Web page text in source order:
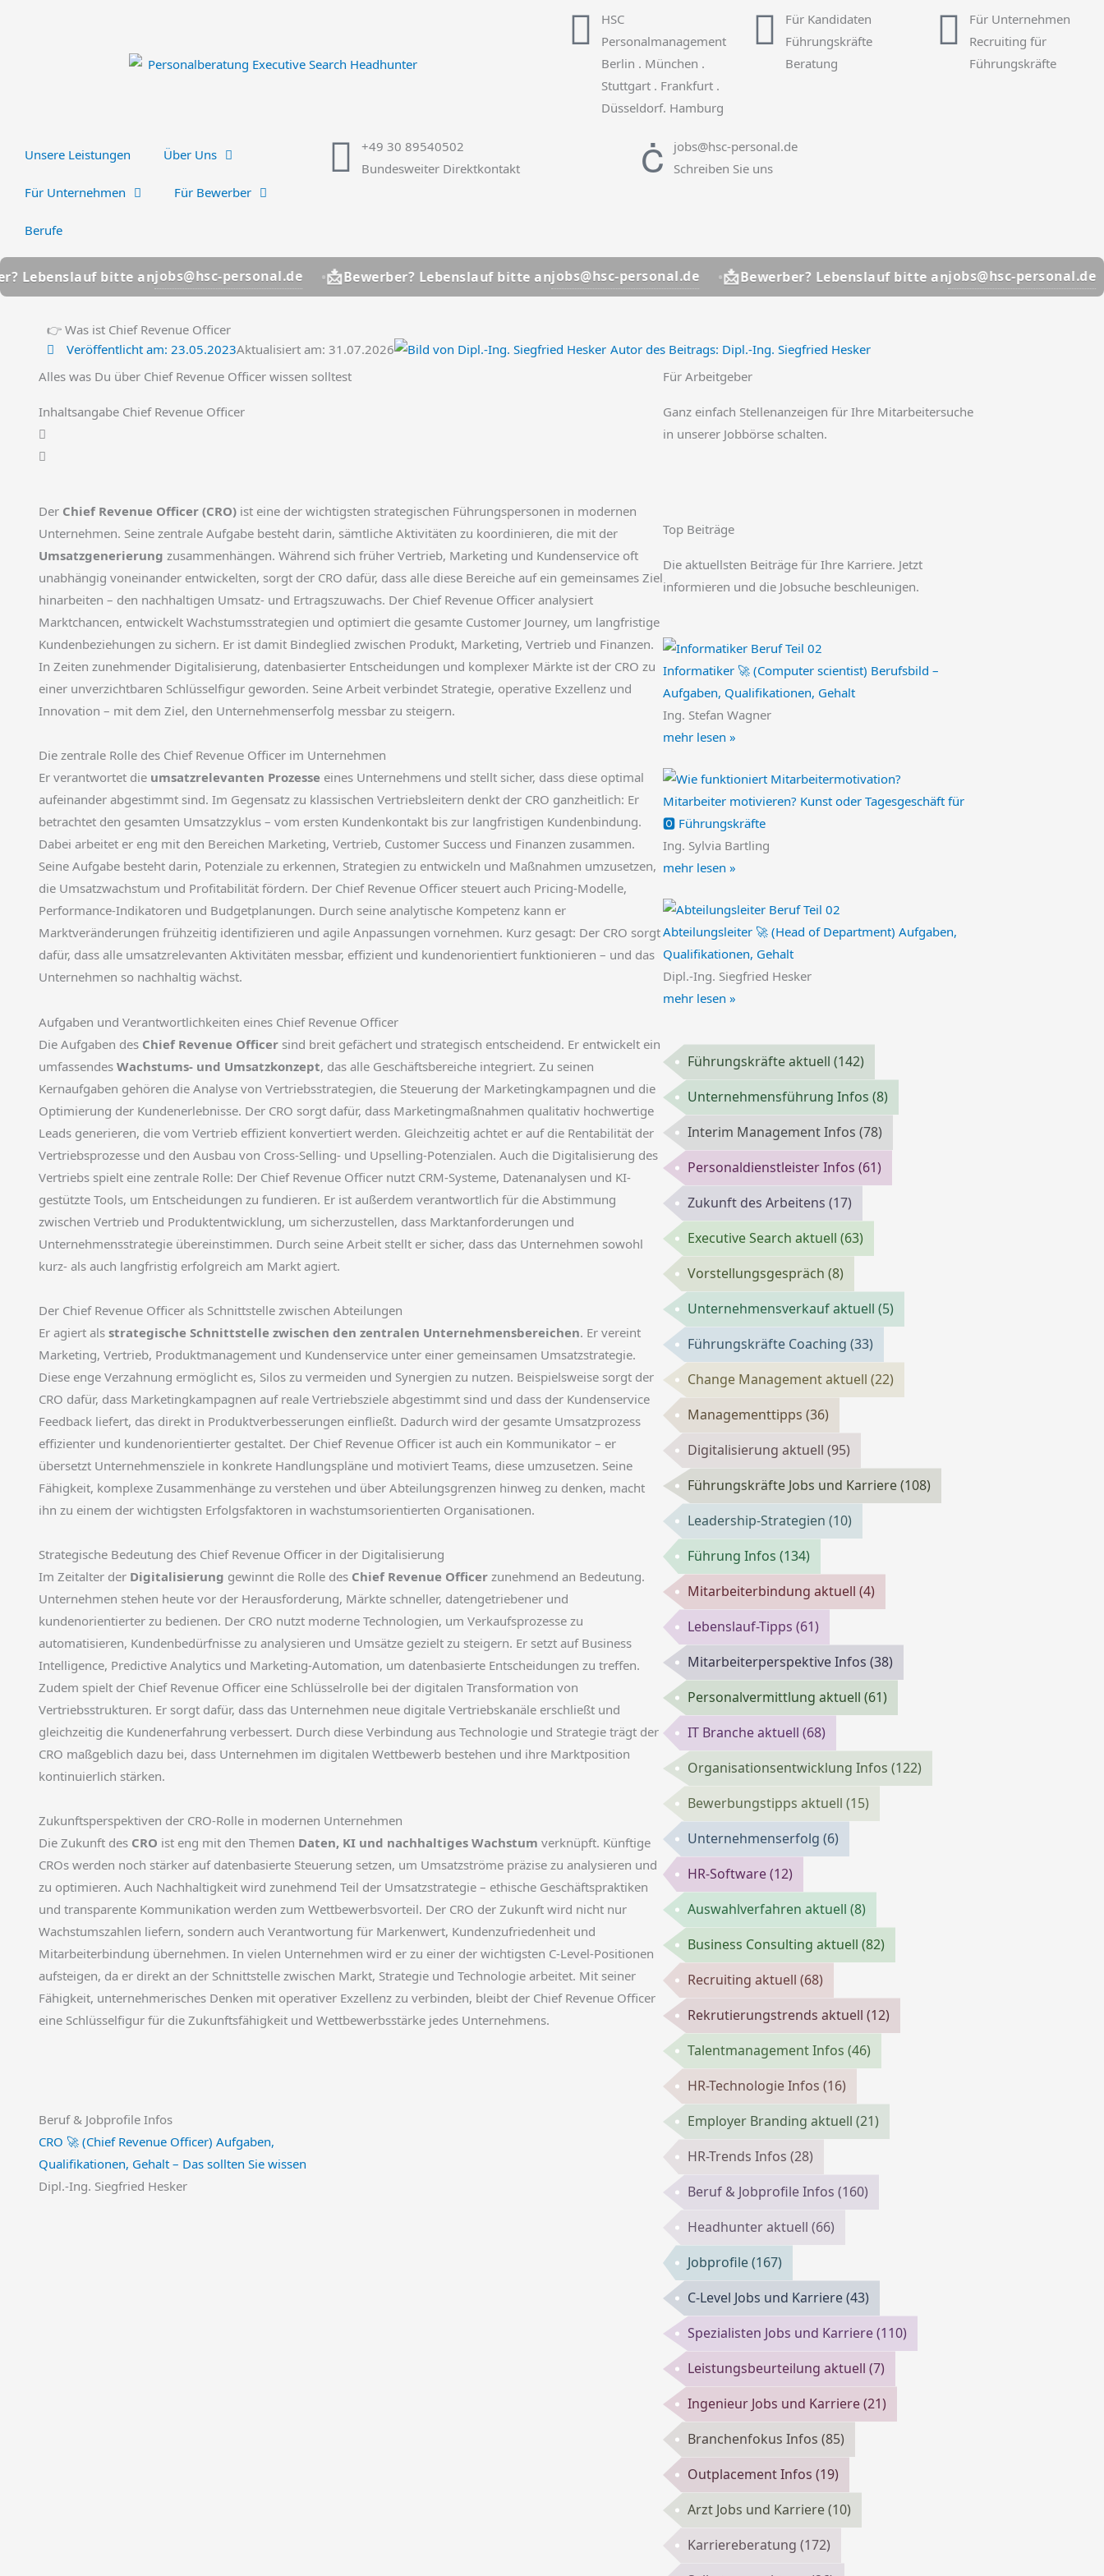
HSC
Personalmanagement
Berlin . München .
Stuttgart . Frankfurt .
Düsseldorf. Hamburg
Für Kandidaten
Führungskräfte
Beratung
Für Unternehmen
Recruiting für
Führungskräfte
Unsere Leistungen Über Uns
Für Unternehmen Für Bewerber
Berufe
+49 30 89540502
Bundesweiter Direktkontakt
jobs@hsc-personal.de
Schreiben Sie uns
bitte anjobs@hsc-personal.de 📩Bewerber? Lebenslauf bitte anjobs@hsc-personal.de 📩Bewerber? Lebenslauf bitte anjobs@hsc-personal.de 📩
👉 Was ist Chief Revenue Officer
Veröffentlicht am: 23.05.2023Aktualisiert am: 31.07.2026 Autor des Beitrags: Dipl.-Ing. Siegfried Hesker
Alles was Du über Chief Revenue Officer wissen solltest
Inhaltsangabe Chief Revenue Officer
Der Chief Revenue Officer (CRO) ist eine der wichtigsten strategischen Führungspersonen in modernen
Unternehmen. Seine zentrale Aufgabe besteht darin, sämtliche Aktivitäten zu koordinieren, die mit der
Umsatzgenerierung zusammenhängen. Während sich früher Vertrieb, Marketing und Kundenservice oft
unabhängig voneinander entwickelten, sorgt der CRO dafür, dass alle diese Bereiche auf ein gemeinsames Ziel
hinarbeiten – den nachhaltigen Umsatz- und Ertragszuwachs. Der Chief Revenue Officer analysiert
Marktchancen, entwickelt Wachstumsstrategien und optimiert die gesamte Customer Journey, um langfristige
Kundenbeziehungen zu sichern. Er ist damit Bindeglied zwischen Produkt, Marketing, Vertrieb und Finanzen.
In Zeiten zunehmender Digitalisierung, datenbasierter Entscheidungen und komplexer Märkte ist der CRO zu
einer unverzichtbaren Schlüsselfigur geworden. Seine Arbeit verbindet Strategie, operative Exzellenz und
Innovation – mit dem Ziel, den Unternehmenserfolg messbar zu steigern.
Die zentrale Rolle des Chief Revenue Officer im Unternehmen
Er verantwortet die umsatzrelevanten Prozesse eines Unternehmens und stellt sicher, dass diese optimal
aufeinander abgestimmt sind. Im Gegensatz zu klassischen Vertriebsleitern denkt der CRO ganzheitlich: Er
betrachtet den gesamten Umsatzzyklus – vom ersten Kundenkontakt bis zur langfristigen Kundenbindung.
Dabei arbeitet er eng mit den Bereichen Marketing, Vertrieb, Customer Success und Finanzen zusammen.
Seine Aufgabe besteht darin, Potenziale zu erkennen, Strategien zu entwickeln und Maßnahmen umzusetzen,
die Umsatzwachstum und Profitabilität fördern. Der Chief Revenue Officer steuert auch Pricing-Modelle,
Performance-Indikatoren und Budgetplanungen. Durch seine analytische Kompetenz kann er
Marktveränderungen frühzeitig identifizieren und agile Anpassungen vornehmen. Kurz gesagt: Der CRO sorgt
dafür, dass alle umsatzrelevanten Aktivitäten messbar, effizient und kundenorientiert funktionieren – und das
Unternehmen so nachhaltig wächst.
Aufgaben und Verantwortlichkeiten eines Chief Revenue Officer
Die Aufgaben des Chief Revenue Officer sind breit gefächert und strategisch entscheidend. Er entwickelt ein
umfassendes Wachstums- und Umsatzkonzept, das alle Geschäftsbereiche integriert. Zu seinen
Kernaufgaben gehören die Analyse von Vertriebsstrategien, die Steuerung der Marketingkampagnen und die
Optimierung der Kundenerlebnisse. Der CRO sorgt dafür, dass Marketingmaßnahmen qualitativ hochwertige
Leads generieren, die vom Vertrieb effizient konvertiert werden. Gleichzeitig achtet er auf die Rentabilität der
Vertriebsprozesse und den Ausbau von Cross-Selling- und Upselling-Potenzialen. Auch die Digitalisierung des
Vertriebs spielt eine zentrale Rolle: Der Chief Revenue Officer nutzt CRM-Systeme, Datenanalysen und KI-
gestützte Tools, um Entscheidungen zu fundieren. Er ist außerdem verantwortlich für die Abstimmung
zwischen Vertrieb und Produktentwicklung, um sicherzustellen, dass Marktanforderungen und
Unternehmensstrategie übereinstimmen. Durch seine Arbeit stellt er sicher, dass das Unternehmen sowohl
kurz- als auch langfristig erfolgreich am Markt agiert.
Der Chief Revenue Officer als Schnittstelle zwischen Abteilungen
Er agiert als strategische Schnittstelle zwischen den zentralen Unternehmensbereichen. Er vereint
Marketing, Vertrieb, Produktmanagement und Kundenservice unter einer gemeinsamen Umsatzstrategie.
Diese enge Verzahnung ermöglicht es, Silos zu vermeiden und Synergien zu nutzen. Beispielsweise sorgt der
CRO dafür, dass Marketingkampagnen auf reale Vertriebsziele abgestimmt sind und dass der Kundenservice
Feedback liefert, das direkt in Produktverbesserungen einfließt. Dadurch wird der gesamte Umsatzprozess
effizienter und kundenorientierter gestaltet. Der Chief Revenue Officer ist auch ein Kommunikator – er
übersetzt Unternehmensziele in konkrete Handlungspläne und motiviert Teams, diese umzusetzen. Seine
Fähigkeit, komplexe Zusammenhänge zu verstehen und über Abteilungsgrenzen hinweg zu denken, macht
ihn zu einem der wichtigsten Erfolgsfaktoren in wachstumsorientierten Organisationen.
Strategische Bedeutung des Chief Revenue Officer in der Digitalisierung
Im Zeitalter der Digitalisierung gewinnt die Rolle des Chief Revenue Officer zunehmend an Bedeutung.
Unternehmen stehen heute vor der Herausforderung, Märkte schneller, datengetriebener und
kundenorientierter zu bedienen. Der CRO nutzt moderne Technologien, um Verkaufsprozesse zu
automatisieren, Kundenbedürfnisse zu analysieren und Umsätze gezielt zu steigern. Er setzt auf Business
Intelligence, Predictive Analytics und Marketing-Automation, um datenbasierte Entscheidungen zu treffen.
Zudem spielt der Chief Revenue Officer eine Schlüsselrolle bei der digitalen Transformation von
Vertriebsstrukturen. Er sorgt dafür, dass das Unternehmen neue digitale Vertriebskanäle erschließt und
gleichzeitig die Kundenerfahrung verbessert. Durch diese Verbindung aus Technologie und Strategie trägt der
CRO maßgeblich dazu bei, dass Unternehmen im digitalen Wettbewerb bestehen und ihre Marktposition
kontinuierlich stärken.
Zukunftsperspektiven der CRO-Rolle in modernen Unternehmen
Die Zukunft des CRO ist eng mit den Themen Daten, KI und nachhaltiges Wachstum verknüpft. Künftige
CROs werden noch stärker auf datenbasierte Steuerung setzen, um Umsatzströme präzise zu analysieren und
zu optimieren. Auch Nachhaltigkeit wird zunehmend Teil der Umsatzstrategie – ethische Geschäftspraktiken
und transparente Kommunikation werden zum Wettbewerbsvorteil. Der CRO der Zukunft wird nicht nur
Wachstumszahlen liefern, sondern auch Verantwortung für Markenwert, Kundenzufriedenheit und
Mitarbeiterbindung übernehmen. In vielen Unternehmen wird er zu einer der wichtigsten C-Level-Positionen
aufsteigen, da er direkt an der Schnittstelle zwischen Markt, Strategie und Technologie arbeitet. Mit seiner
Fähigkeit, unternehmerisches Denken mit operativer Exzellenz zu verbinden, bleibt der Chief Revenue Officer
eine Schlüsselfigur für die Zukunftsfähigkeit und Wettbewerbsstärke jedes Unternehmens.
Beruf & Jobprofile Infos
CRO 🚀 (Chief Revenue Officer) Aufgaben,
Qualifikationen, Gehalt – Das sollten Sie wissen
Dipl.-Ing. Siegfried Hesker
Für Arbeitgeber
Ganz einfach Stellenanzeigen für Ihre Mitarbeitersuche
in unserer Jobbörse schalten.
Top Beiträge
Die aktuellsten Beiträge für Ihre Karriere. Jetzt
informieren und die Jobsuche beschleunigen.
Informatiker 🚀 (Computer scientist) Berufsbild –
Aufgaben, Qualifikationen, Gehalt
Ing. Stefan Wagner
mehr lesen »
Mitarbeiter motivieren? Kunst oder Tagesgeschäft für
🅾️ Führungskräfte
Ing. Sylvia Bartling
mehr lesen »
Abteilungsleiter 🚀 (Head of Department) Aufgaben,
Qualifikationen, Gehalt
Dipl.-Ing. Siegfried Hesker
mehr lesen »
Führungskräfte aktuell (142)
Unternehmensführung Infos (8)
Interim Management Infos (78)
Personaldienstleister Infos (61)
Zukunft des Arbeitens (17)
Executive Search aktuell (63)
Vorstellungsgespräch (8)
Unternehmensverkauf aktuell (5)
Führungskräfte Coaching (33)
Change Management aktuell (22)
Managementtipps (36)
Digitalisierung aktuell (95)
Führungskräfte Jobs und Karriere(108)
Leadership-Strategien (10)
Führung Infos (134)
Mitarbeiterbindung aktuell (4)
Lebenslauf-Tipps (61)
Mitarbeiterperspektive Infos (38)
Personalvermittlung aktuell (61)
IT Branche aktuell (68)
Organisationsentwicklung Infos (122)
Bewerbungstipps aktuell (15)
Unternehmenserfolg (6)
HR-Software(12)
Auswahlverfahren aktuell (8)
Business Consulting aktuell (82)
Recruiting aktuell (68)
Rekrutierungstrends aktuell (12)
Talentmanagement Infos (46)
HR-Technologie Infos (16)
Employer Branding aktuell (21)
HR-Trends Infos (28)
Beruf & Jobprofile Infos (160)
Headhunter aktuell (66)
Jobprofile(167)
C-Level Jobs und Karriere(43)
Spezialisten Jobs und Karriere(110)
Leistungsbeurteilung aktuell (7)
Ingenieur Jobs und Karriere(21)
Branchenfokus Infos (85)
Outplacement Infos (19)
Arzt Jobs und Karriere(10)
Karriereberatung (172)